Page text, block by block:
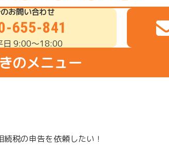
お問い合わせ
655-841
日 9:00～18:00
のメニュー
続税の申告を依頼したい！